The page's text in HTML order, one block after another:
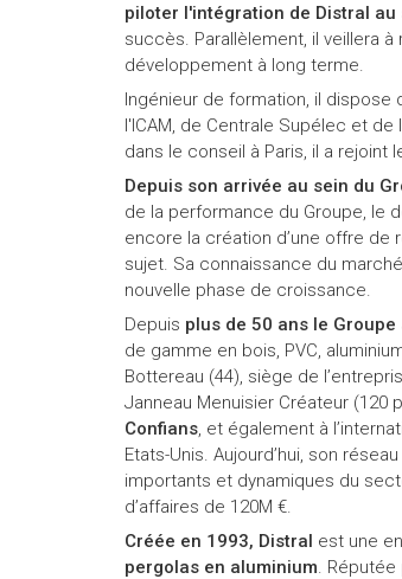
piloter l'intégration de Distral au
succès. Parallèlement, il veillera
développement à long terme.
Ingénieur de formation, il dispose
l'ICAM, de Centrale Supélec et de
dans le conseil à Paris, il a rejoint
Depuis son arrivée au sein du
de la performance du Groupe, le
encore la création d’une offre de
sujet. Sa connaissance du
nouvelle phase de croissance.
Depuis plus de 50 ans le Groupe
de gamme en bois, PVC,
Bottereau (44), siège de
Janneau Menuisier Créateur
Confians, et également à
Etats-Unis. Aujourd’hui, son
importants et dynamiques du
d’affaires de 120M €.
Créée en 1993, Distral est une
pergolas en aluminium. Réputée